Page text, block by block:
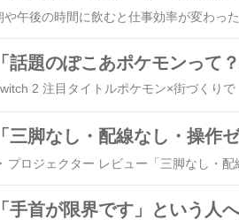
「話題のぽこあポケモンって